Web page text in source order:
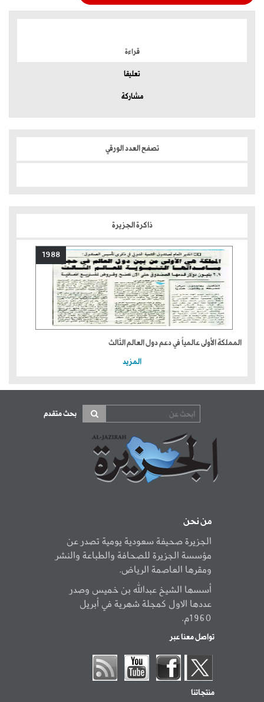
قراءة
تعليقا
مشاركة
تصفح العدد الورقي
ذاكرة الجزيرة
1988
المملكة الأولى عالمياً في دعم دول العالم الثالث
المزيد
بحث متقدم
من نحن
الجزيرة صحيفة سعودية يومية تصدر عن
مؤسسة الجزيرة للصحافة والطباعة والنشر
ومقرها العاصمة الرياض.
أسسها الشيخ عبدالله بن خميس وصدر
عددها الاول كمجلة شهرية في أبريل
1960م.
تواصل معنا عبر
منتجاتنا